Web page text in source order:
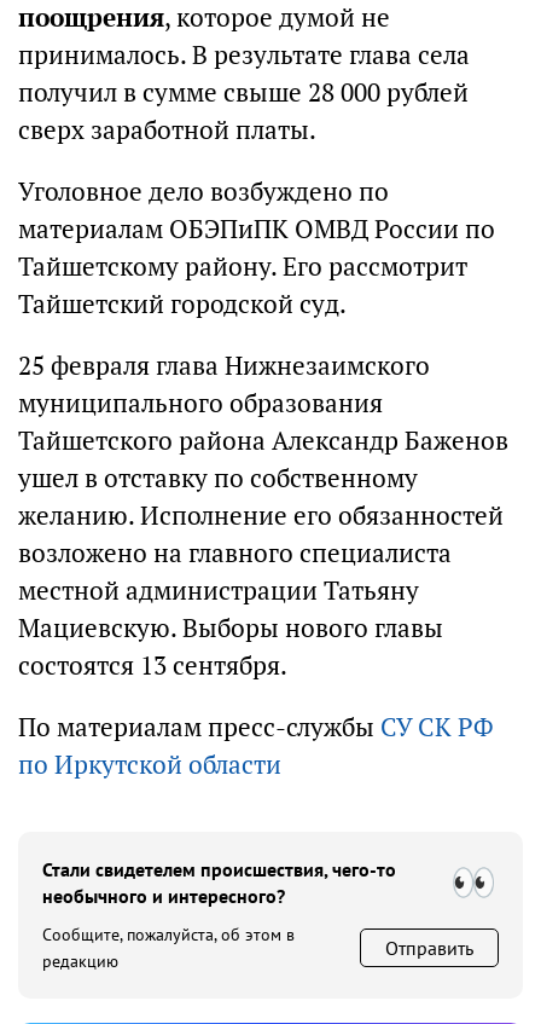
поощрения, которое думой не
принималось. В результате глава села
получил в сумме свыше 28 000 рублей
сверх заработной платы.
Уголовное дело возбуждено по
материалам ОБЭПиПК ОМВД России по
Тайшетскому району. Его рассмотрит
Тайшетский городской суд.
25 февраля глава Нижнезаимского
муниципального образования
Тайшетского района Александр Баженов
ушел в отставку по собственному
желанию. Исполнение его обязанностей
возложено на главного специалиста
местной администрации Татьяну
Мациевскую. Выборы нового главы
состоятся 13 сентября.
По материалам пресс-службы СУ СК РФ
по Иркутской области
Стали свидетелем происшествия, чего-то
необычного и интересного?
Сообщите, пожалуйста, об этом в
редакцию
Отправить